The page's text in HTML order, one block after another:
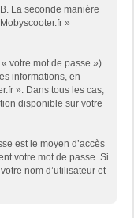
La seconde manière
»
votre mot de passe »)
informations, en-
». Dans tous les cas,
disponible sur votre
est le moyen d’accès
votre mot de passe. Si
nom d’utilisateur et